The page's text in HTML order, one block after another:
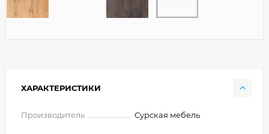
ХАРАКТЕРИСТИКИ
Производитель Сурская мебель